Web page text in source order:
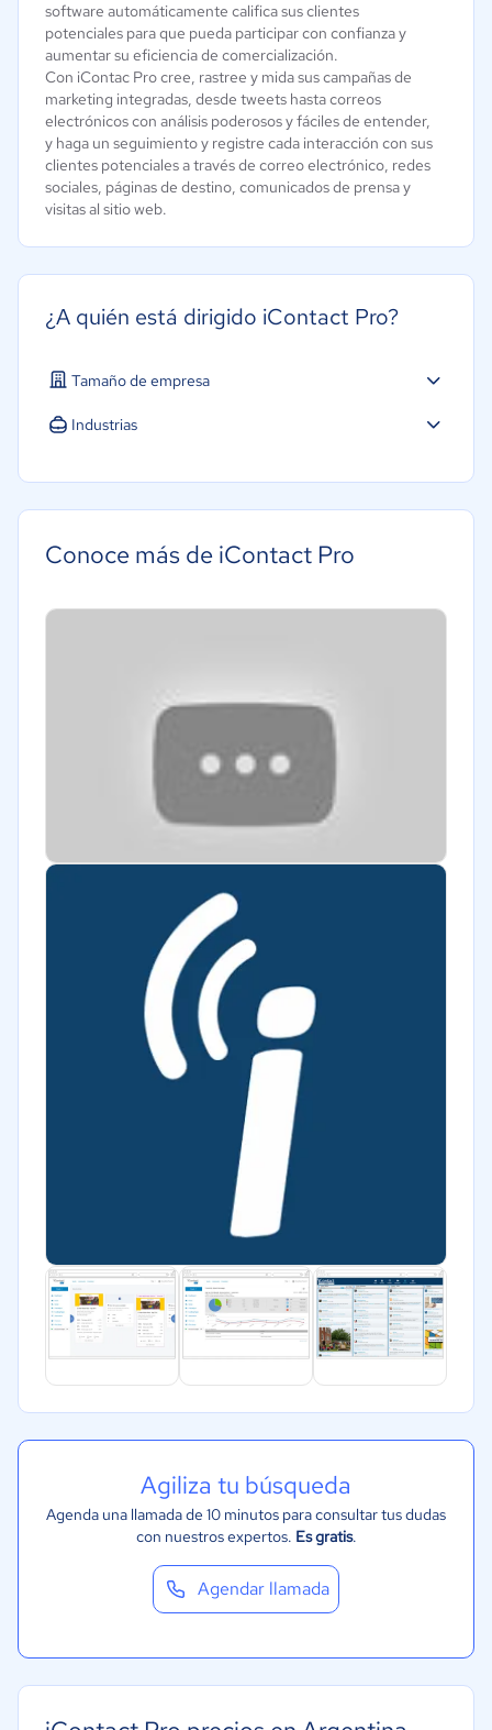
software automáticamente califica sus clientes
potenciales para que pueda participar con confianza y
aumentar su eficiencia de comercialización.
Con iContac Pro cree, rastree y mida sus campañas de
marketing integradas, desde tweets hasta correos
electrónicos con análisis poderosos y fáciles de entender,
y haga un seguimiento y registre cada interacción con sus
clientes potenciales a través de correo electrónico, redes
sociales, páginas de destino, comunicados de prensa y
visitas al sitio web.
¿A quién está dirigido iContact Pro?
Tamaño de empresa
Industrias
Conoce más de iContact Pro
Agiliza tu búsqueda
Agenda una llamada de 10 minutos para consultar tus dudas
con nuestros expertos. Es gratis.
Agendar llamada